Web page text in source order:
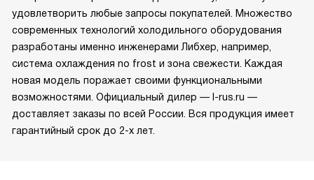
удовлетворить любые запросы покупателей. Множество
современных технологий холодильного оборудования
разработаны именно инженерами Либхер, например,
система охлаждения no frost и зона свежести. Каждая
новая модель поражает своими функциональными
возможностями. Официальный дилер — l-rus.ru —
доставляет заказы по всей России. Вся продукция имеет
гарантийный срок до 2-х лет.